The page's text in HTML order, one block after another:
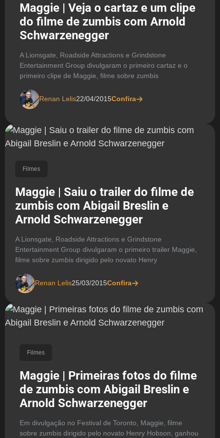
Maggie | Veja o cartaz e um clipe
do filme de zumbis com Arnold
Schwarzenegger
A Lionsgate, Roadside Attractions e Grindstone
Entertainment Group divulgaram o primeiro cartaz e o
primeiro clipe de Maggie, filme sobre zumbis
Renan Lelis22/04/2015Confira
Filmes
Maggie | Saiu o trailer do filme de
zumbis com Abigail Breslin e
Arnold Schwarzenegger
A Lionsgate, Roadside Attractions e Grindstone
Entertainment Group divulgaram o primeiro trailer Maggie,
filme sobre zumbis dirigido pelo novato Henry
Renan Lelis25/03/2015Confira
Filmes
Maggie | Primeiras fotos do filme
de zumbis com Abigail Breslin e
Arnold Schwarzenegger
Em divulgação no Festival de Toronto, Maggie, filme
sobre zumbis dirigido pelo novato Henry Hobson, ganhou